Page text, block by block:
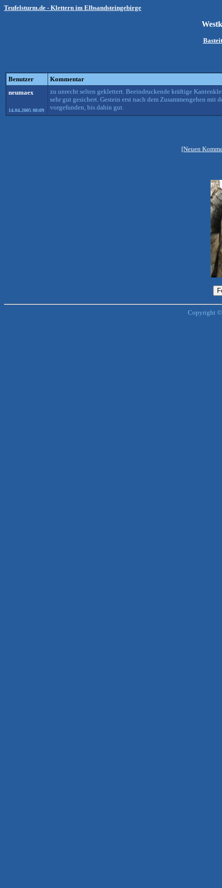
Teufelsturm.de - Klettern im Elbsandsteingebirge
Benutzer
Kommentar
neumaex
14.04.2005 08:09
zu unrecht selten geklettert. Beeindruckende kräftige
sehr gut gesichert. Gestein erst nach dem Zusammengehen mit
vorgefunden, bis dahin gut.
[Neuen
Copyright ©